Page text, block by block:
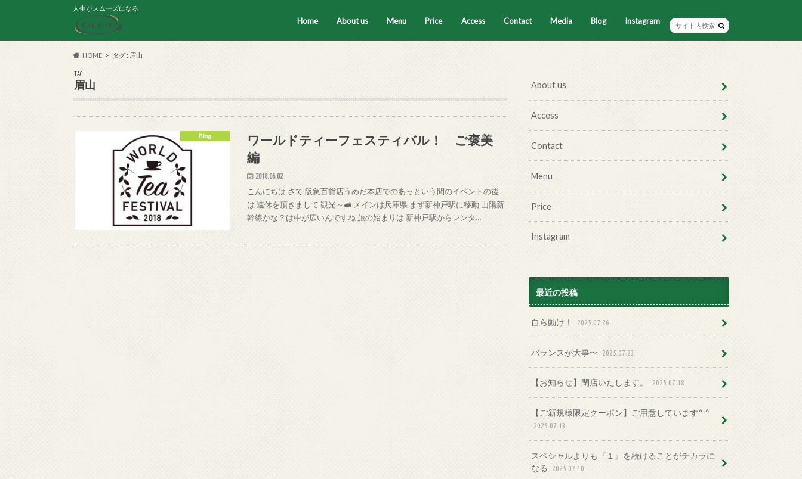
人生がスムーズになる
Home About us
セラピスト
ティートータル
Menu
腸もみ
ハーブテント
タイ古式マッサージ
ハーブボール
Price Access Contact Media Blog Instagram
HOME タグ : 眉山
TAG
眉山
Blog
ワールドティーフェスティバル！ ご褒美
編
2018.06.02
こんにちは さて 阪急百貨店うめだ本店でのあっという間のイベントの後
は 連休を頂きまして 観光～🚅 メインは兵庫県 まず新神戸駅に移動 山陽新
幹線かな？は中が広いんですね 旅の始まりは 新神戸駅からレンタ…
About us
Access
Contact
Menu
Price
Instagram
最近の投稿
自ら動け！ 2025.07.26
バランスが大事〜 2025.07.23
【お知らせ】閉店いたします。 2025.07.18
【ご新規様限定クーポン】ご用意しています^ ^
2025.07.13
スペシャルよりも『１』を続けることがチカラに
なる
2025.07.10